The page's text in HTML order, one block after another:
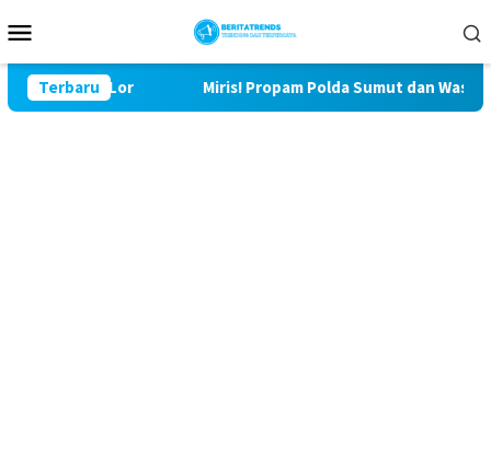
ke
Mobile
Terbaru
Bulu Lor Miris! Propam Polda Sumut dan Wasidik